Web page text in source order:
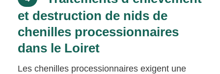
et destruction de nids de
chenilles processionnaires
dans le Loiret
Les chenilles processionnaires exigent une